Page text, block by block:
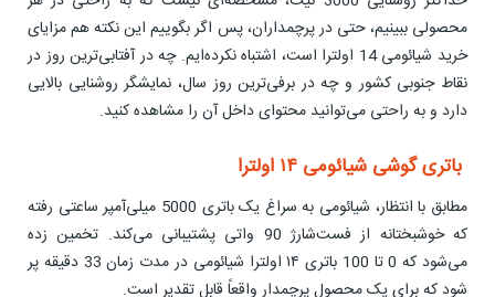
محصولی ببینیم، حتی در پرچمداران، پس اگر بگوییم این نکته هم مزایای
خرید شیائومی 14 اولترا است، اشتباه نکرده‌ایم. چه در آفتابی‌ترین روز در
نقاط جنوبی کشور و چه در برفی‌ترین روز سال، نمایشگر روشنایی بالایی
دارد و به راحتی می‌توانید محتوای داخل آن را مشاهده کنید.
باتری گوشی شیائومی ۱۴ اولترا
مطابق با انتظار، شیائومی به سراغ یک باتری 5000 میلی‌آمپر ساعتی رفته
که خوشبختانه از فست‌شارژ 90 واتی پشتیبانی می‌کند. تخمین زده
می‌شود که 0 تا 100 باتری ۱۴ اولترا شیائومی در مدت زمان 33 دقیقه پر
شود که برای یک محصول پرچمدار واقعاً قابل تقدیر است.